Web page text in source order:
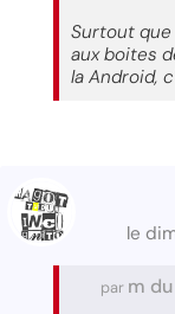
Surtout
aux boites
la Android,
le
par m